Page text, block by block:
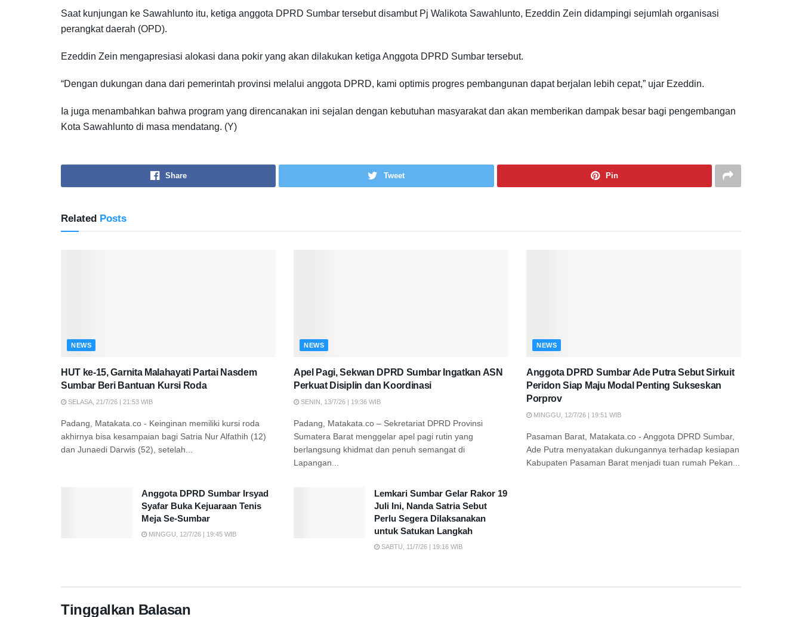
Saat kunjungan ke Sawahlunto itu, ketiga anggota DPRD Sumbar tersebut disambut Pj Walikota Sawahlunto, Ezeddin Zein didampingi sejumlah organisasi
perangkat daerah (OPD).
Ezeddin Zein mengapresiasi alokasi dana pokir yang akan dilakukan ketiga Anggota DPRD Sumbar tersebut.
“Dengan dukungan dana dari pemerintah provinsi melalui anggota DPRD, kami optimis progres pembangunan dapat berjalan lebih cepat,” ujar Ezeddin.
Ia juga menambahkan bahwa program yang direncanakan ini sejalan dengan kebutuhan masyarakat dan akan memberikan dampak besar bagi pengembangan
Kota Sawahlunto di masa mendatang. (Y)
Share Tweet Pin
Related Posts
NEWS
HUT ke-15, Garnita Malahayati Partai Nasdem
Sumbar Beri Bantuan Kursi Roda
SELASA, 21/7/26 | 21:53 WIB
Padang, Matakata.co - Keinginan memiliki kursi roda
akhirnya bisa kesampaian bagi Satria Nur Alfathih (12)
dan Junaedi Darwis (52), setelah...
NEWS
Apel Pagi, Sekwan DPRD Sumbar Ingatkan ASN
Perkuat Disiplin dan Koordinasi
SENIN, 13/7/26 | 19:36 WIB
Padang, Matakata.co – Sekretariat DPRD Provinsi
Sumatera Barat menggelar apel pagi rutin yang
berlangsung khidmat dan penuh semangat di
Lapangan...
NEWS
Anggota DPRD Sumbar Ade Putra Sebut Sirkuit
Peridon Siap Maju Modal Penting Sukseskan
Porprov
MINGGU, 12/7/26 | 19:51 WIB
Pasaman Barat, Matakata.co - Anggota DPRD Sumbar,
Ade Putra menyatakan dukungannya terhadap kesiapan
Kabupaten Pasaman Barat menjadi tuan rumah Pekan...
Anggota DPRD Sumbar Irsyad
Syafar Buka Kejuaraan Tenis
Meja Se-Sumbar
MINGGU, 12/7/26 | 19:45 WIB
Lemkari Sumbar Gelar Rakor 19
Juli Ini, Nanda Satria Sebut
Perlu Segera Dilaksanakan
untuk Satukan Langkah
SABTU, 11/7/26 | 19:16 WIB
Tinggalkan Balasan